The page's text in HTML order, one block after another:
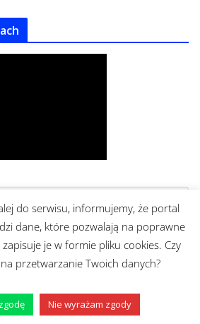
mrburgerpolice/
do serwisu, informujemy, że portal
dane, które pozwalają na poprawne
je w formie pliku cookies. Czy
przetwarzanie Twoich danych?
Nie wyrażam zgody